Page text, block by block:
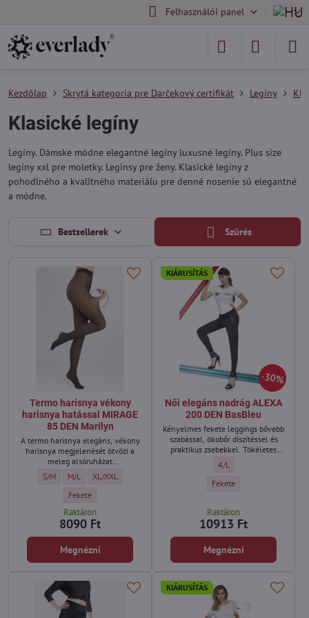
Felhasználói panel
Kezdőlap Skrytá kategoria pre Darčekový certifikát Legíny
Klasické legíny
Legíny. Dámske módne elegantné legíny luxusné legíny. Plus size
legíny xxl pre moletky. Leginsy pre ženy. Klasické legíny z
pohodlného a kvalitného materiálu pre denné nosenie sú elegantné
a módne.
Bestsellerek Szűrés
Termo harisnya vékony
harisnya hatással MIRAGE
85 DEN Marilyn
A termo harisnya elegáns, vékony
harisnya megjelenését ötvözi a
meleg alsóruházat
Termo harisnya vékony harisnya hatással MIRAGE 85 DEN Marilyn - Méret:
S/M Termo harisnya vékony harisnya hatással MIRAGE 85 DEN Marilyn -
M/L Termo harisnya vékony harisnya hatással MIRAGE 85 DEN
XL/XXL
Termo harisnya vékony harisnya hatással MIRAGE 85 DEN Marilyn -
Fekete
Raktáron
8090 Ft
Megnézni
30%
KIÁRUSÍTÁS
Női elegáns nadrág ALEXA
200 DEN BasBleu
Kényelmes fekete leggings bővebb
szabással, ökobőr díszítéssel és
praktikus zsebekkel. Tökéletes
különleges alkalmakra is.
Női elegáns nadrág
4/L
Női elegáns nadrág ALEXA
Fekete
Raktáron
10913 Ft
Megnézni
KIÁRUSÍTÁS